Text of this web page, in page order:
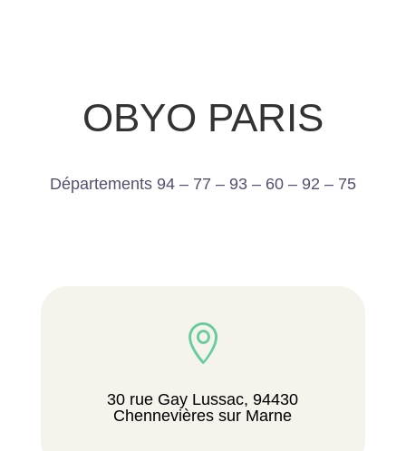
OBYO PARIS
Départements 94 – 77 – 93 – 60 – 92 – 75

30 rue Gay Lussac, 94430
Chennevières sur Marne